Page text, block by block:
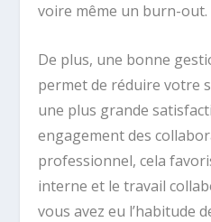
voire même un burn-out.
De plus, une bonne
permet de réduire votre
une plus grande
engagement des
professionnel, cela
interne et le travail
vous avez eu l’habitude